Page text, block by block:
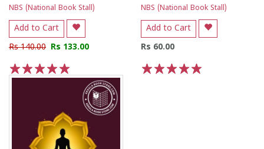
NBS (National Book Stall)
Add to Cart
Rs 140.00 Rs 133.00
5
4
3
2
1
NBS (National Book Stall)
Add to Cart
Rs 60.00